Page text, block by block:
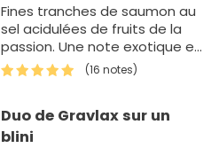
Fines tranches de saumon au
sel acidulées de fruits de la
passion. Une note exotique et
tonifiante pour mettre en
appétit.
(16 notes)
Duo de Gravlax sur un
blini